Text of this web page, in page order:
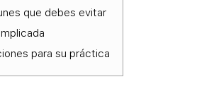
que debes evitar
para su práctica